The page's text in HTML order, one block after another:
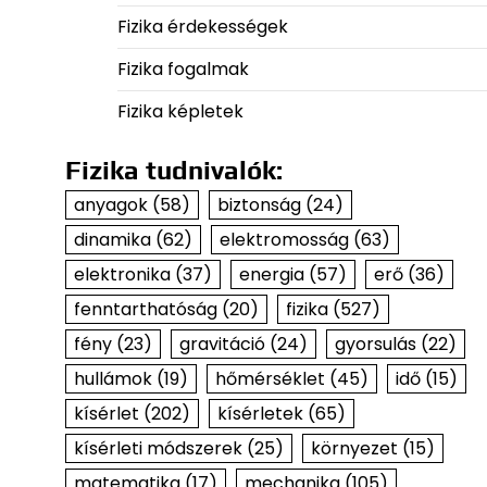
Fizika érdekességek
Fizika fogalmak
Fizika képletek
Fizika tudnivalók:
anyagok(58) biztonság(24)
dinamika(62) elektromosság(63)
elektronika(37) energia(57) erő(36)
fenntarthatóság(20) fizika(527)
fény(23) gravitáció(24) gyorsulás(22)
hullámok(19) hőmérséklet (45) idő(15)
kísérlet (202) kísérletek(65)
kísérleti módszerek(25) környezet (15)